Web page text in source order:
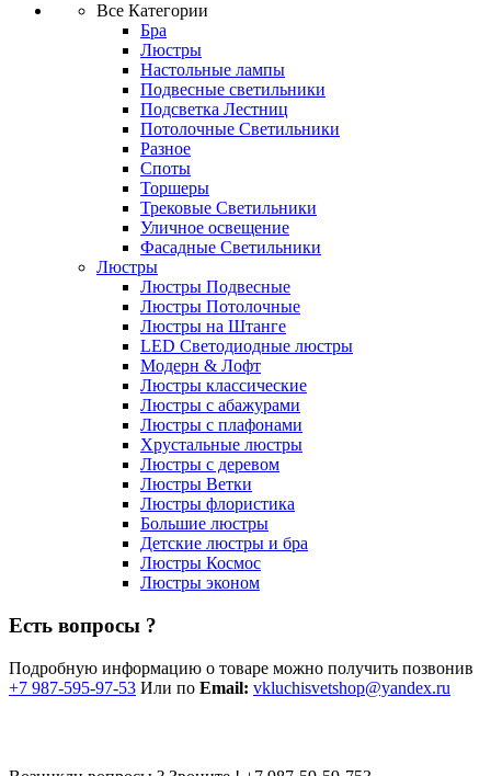
Все Категории
Бра
Люстры
Настольные лампы
Подвесные светильники
Подсветка Лестниц
Потолочные Светильники
Разное
Споты
Торшеры
Трековые Светильники
Уличное освещение
Фасадные Светильники
Люстры
Люстры Подвесные
Люстры Потолочные
Люстры на Штанге
LED Светодиодные люстры
Модерн & Лофт
Люстры классические
Люстры с абажурами
Люстры с плафонами
Хрустальные люстры
Люстры с деревом
Люстры Ветки
Люстры флористика
Большие люстры
Детские люстры и бра
Люстры Космос
Люстры эконом
Есть вопросы ?
Подробную информацию о товаре можно получить позвонив
+7 987-595-97-53 Или по Email: vkluchisvetshop@yandex.ru